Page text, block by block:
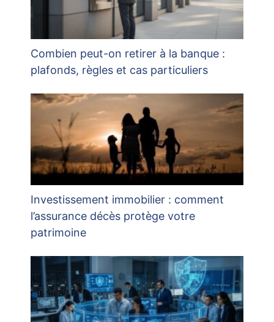
Combien peut-on retirer à la banque :
plafonds, règles et cas particuliers
Investissement immobilier : comment
l’assurance décès protège votre
patrimoine